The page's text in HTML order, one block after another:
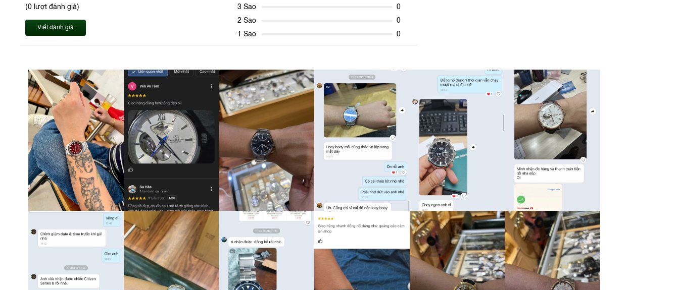
(0 lượt đánh giá)
Viết đánh giá
3 Sao
0
2 Sao
0
1 Sao
0